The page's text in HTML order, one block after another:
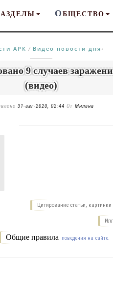
АЗДЕЛЫ О БЩЕСТВО
АРК / Видео новости дня»
9 случаев
(видео)
31-авг-2020, 02:44 От Милана
Цитирование статьи,
Общие правила поведения на сайте.